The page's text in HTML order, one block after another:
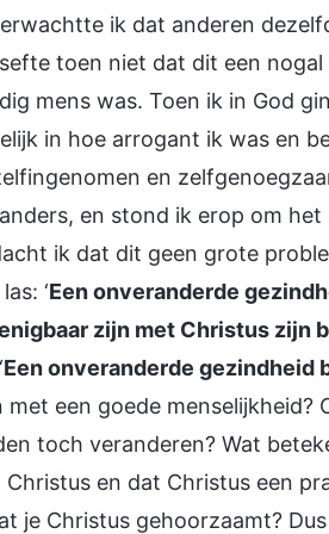
ik dat anderen
toen niet dat dit een
mens was. Toen ik in God
in hoe arrogant ik was en
en
en stond ik erop om
ik dat dit geen grote
‘Een onveranderde
zijn met Christus zijn
Een onveranderde gezindheid
met een goede menselijkheid?
toch veranderen? Wat
en dat Christus een
je Christus gehoorzaamt?